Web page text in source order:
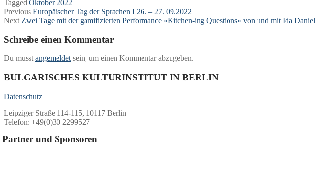
Tagged Oktober 2022
Beitragsnavigation
Previous Previous
post:
Europäischer Tag der Sprachen I 26. – 27. 09.2022
Next Next
Zwei Tage mit der gamifizierten Performance »Kitchen-ing Questions« von und mit Ida
Schreibe einen Kommentar
Du musst angemeldet sein, um einen Kommentar abzugeben.
BULGARISCHES KULTURINSTITUT IN BERLIN
Datenschutz
Leipziger Straße 114-115, 10117 Berlin
Telefon: +49(0)30 2299527
Partner und Sponsoren